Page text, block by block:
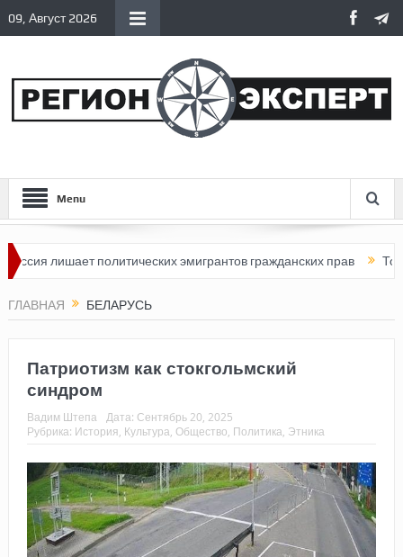
09, Август 2026
Menu
политических эмигрантов гражданских прав Топливный
ГЛАВНАЯ БЕЛАРУСЬ
Патриотизм как стокгольмский
синдром
Вадим Штепа Дата: Сентябрь 20, 2025
Рубрика: История Культура Общество Политика Этника